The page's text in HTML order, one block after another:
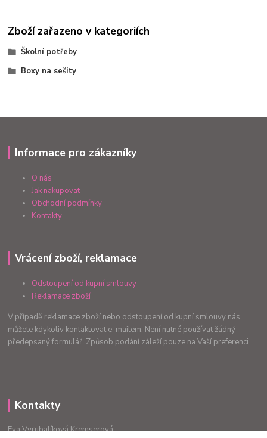
Zboží zařazeno v kategoriích
Školní potřeby
Boxy na sešity
Informace pro zákazníky
O nás
Jak nakupovat
Obchodní podmínky
Kontakty
Vrácení zboží, reklamace
Odstoupení od kupní smlouvy
Reklamace zboží
V případě reklamace zboží nebo odstoupení od kupní smlouvy nás
můžete kdykoliv kontaktovat e-mailem. Není nutné používat žádný
předepsaný formulář. Způsob podání záleží pouze na Vaší preferenci.
Kontakty
Eva Vyrubalíková Kremserová